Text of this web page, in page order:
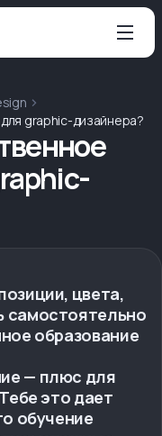
graphic-дизайнера?
цвета,
самостоятельно
образование
— плюс для
это дает
обучение